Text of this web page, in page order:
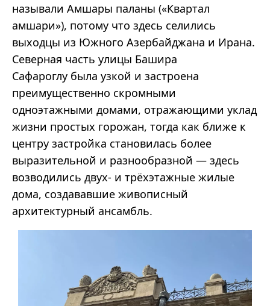
называли Амшары паланы («Квартал
амшари»), потому что здесь селились
выходцы из Южного Азербайджана и Ирана.
Северная часть улицы Башира
Сафароглу была узкой и застроена
преимущественно скромными
одноэтажными домами, отражающими уклад
жизни простых горожан, тогда как ближе к
центру застройка становилась более
выразительной и разнообразной — здесь
возводились двух- и трёхэтажные жилые
дома, создававшие живописный
архитектурный ансамбль.